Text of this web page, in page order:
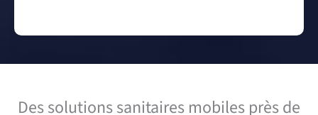
Des solutions sanitaires mobiles près de